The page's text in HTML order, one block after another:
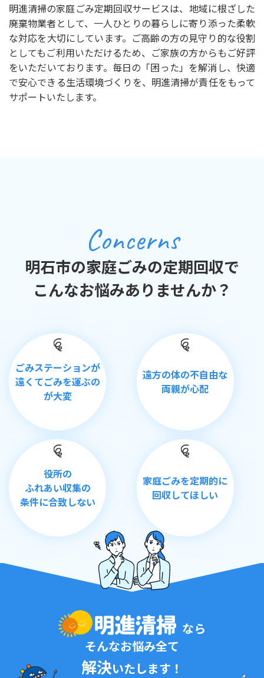
明進清掃の家庭ごみ定期回収サービスは、地域に根ざした
廃棄物業者として、一人ひとりの暮らしに寄り添った柔軟
な対応を大切にしています。ご高齢の方の見守り的な役割
としてもご利用いただけるため、ご家族の方からもご好評
をいただいております。毎日の「困った」を解消し、快適
で安心できる生活環境づくりを、明進清掃が責任をもって
サポートいたします。
Concerns
明石市の家庭ごみの定期回収で
こんなお悩みありませんか？
ごみステーションが
遠くてごみを運ぶの
が大変
遠方の体の不自由な
両親が心配
役所の
ふれあい収集の
条件に合致しない
家庭ごみを定期的に
回収してほしい
なら
そんなお悩み全て
解決いたします！